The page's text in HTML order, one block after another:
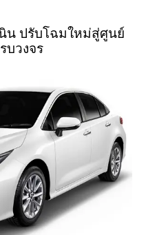
น ปรับโฉมใหม่สู่ศูนย์
บวงจร